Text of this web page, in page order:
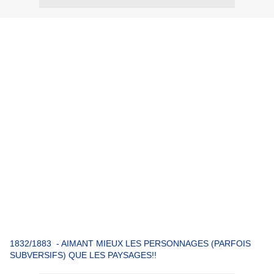
1832/1883 - AIMANT MIEUX LES PERSONNAGES (PARFOIS
SUBVERSIFS) QUE LES PAYSAGES!!